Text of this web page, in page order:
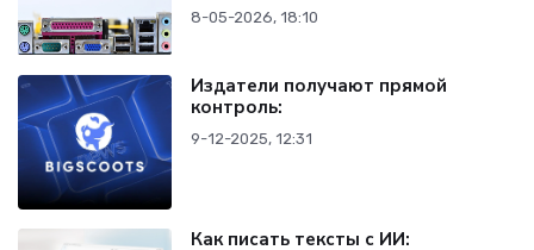
8-05-2026, 18:10
Издатели получают прямой
контроль:
9-12-2025, 12:31
Как писать тексты с ИИ: